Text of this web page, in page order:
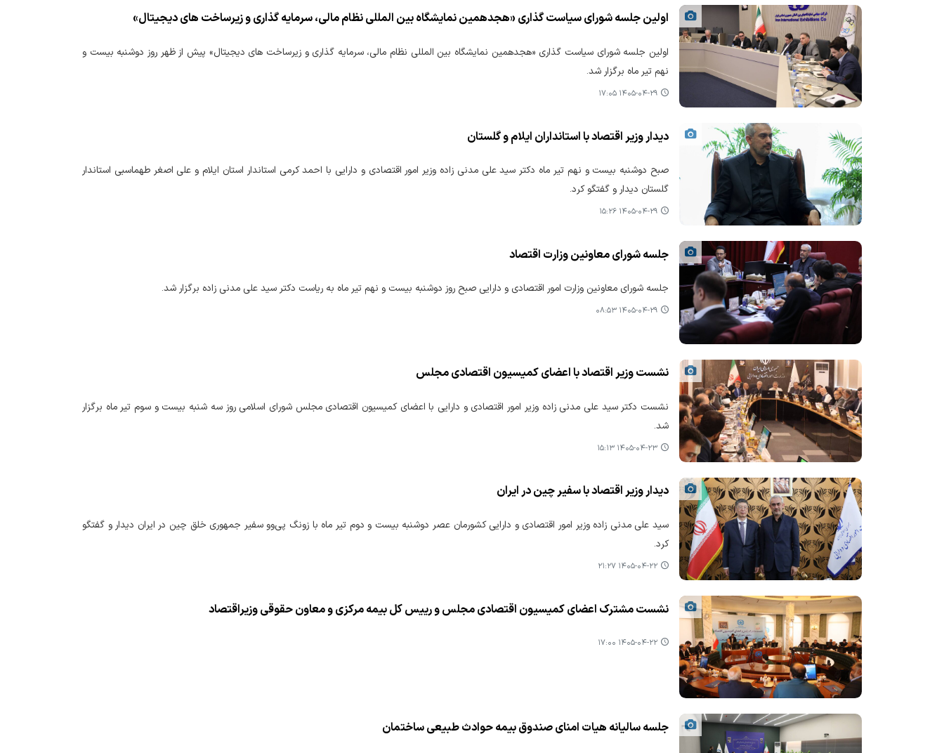
اولین جلسه شورای سیاست گذاری «هجدهمین نمایشگاه بین المللی نظام مالی، سرمایه گذاری و زیرساخت های دیجیتال»
اولین جلسه شورای سیاست گذاری «هجدهمین نمایشگاه بین المللی نظام مالی، سرمایه گذاری و زیرساخت های دیجیتال» پیش از ظهر روز دوشنبه بیست و
نهم تیر ماه برگزار شد.
۱۴۰۵-۰۴-۲۹ ۱۷:۰۵
دیدار وزیر اقتصاد با استانداران ایلام و گلستان
صبح دوشنبه بیست و نهم تیر ماه دکتر سید علی مدنی زاده وزیر امور اقتصادی و دارایی با احمد کرمی استاندار استان ایلام و علی اصغر طهماسبی استاندار
گلستان دیدار و گفتگو کرد.
۱۴۰۵-۰۴-۲۹ ۱۵:۲۶
جلسه شورای معاونین وزارت اقتصاد
جلسه شورای معاونین وزارت امور اقتصادی و دارایی صبح روز دوشنبه بیست و نهم تیر ماه به ریاست دکتر سید علی مدنی زاده برگزار شد.
۱۴۰۵-۰۴-۲۹ ۰۸:۵۳
نشست وزیر اقتصاد با اعضای کمیسیون اقتصادی مجلس
نشست دکتر سید علی مدنی زاده وزیر امور اقتصادی و دارایی با اعضای کمیسیون اقتصادی مجلس شورای اسلامی روز سه شنبه بیست و سوم تیر ماه برگزار
شد.
۱۴۰۵-۰۴-۲۳ ۱۵:۱۳
دیدار وزیر اقتصاد با سفیر چین در ایران
سید علی مدنی زاده وزیر امور اقتصادی و دارایی کشورمان عصر دوشنبه بیست و دوم تیر ماه با زونگ پی‌وو سفیر جمهوری خلق چین در ایران دیدار و گفتگو
کرد.
۱۴۰۵-۰۴-۲۲ ۲۱:۲۷
نشست مشترک اعضای کمیسیون اقتصادی مجلس و رییس کل بیمه مرکزی و معاون حقوقی وزیراقتصاد
۱۴۰۵-۰۴-۲۲ ۱۷:۰۰
جلسه سالیانه هیات امنای صندوق بیمه حوادث طبیعی ساختمان